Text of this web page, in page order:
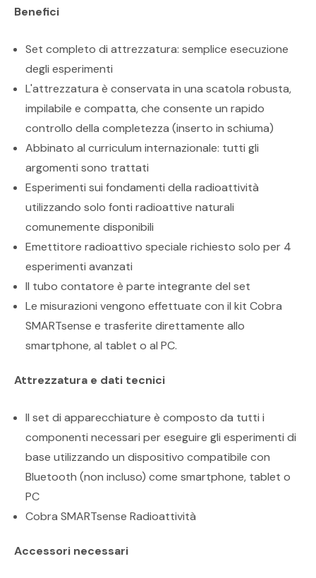
Benefici
Set completo di attrezzatura: semplice esecuzione
degli esperimenti
L'attrezzatura è conservata in una scatola robusta,
impilabile e compatta, che consente un rapido
controllo della completezza (inserto in schiuma)
Abbinato al curriculum internazionale: tutti gli
argomenti sono trattati
Esperimenti sui fondamenti della radioattività
utilizzando solo fonti radioattive naturali
comunemente disponibili
Emettitore radioattivo speciale richiesto solo per 4
esperimenti avanzati
Il tubo contatore è parte integrante del set
Le misurazioni vengono effettuate con il kit Cobra
SMARTsense e trasferite direttamente allo
smartphone, al tablet o al PC.
Attrezzatura e dati tecnici
Il set di apparecchiature è composto da tutti i
componenti necessari per eseguire gli esperimenti di
base utilizzando un dispositivo compatibile con
Bluetooth (non incluso) come smartphone, tablet o
PC
Cobra SMARTsense Radioattività
Accessori necessari